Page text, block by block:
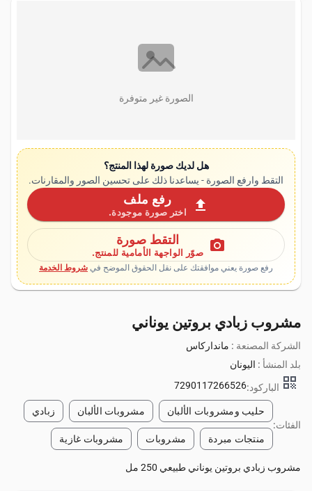
الصورة غير متوفرة
هل لديك صورة لهذا المنتج؟
التقط وارفع الصورة - يساعدنا ذلك على تحسين الصور والمقارنات.
upload رفع ملف
اختر صورة موجودة.
photo_camera التقط صورة
صوّر الواجهة الأمامية للمنتج.
رفع صورة يعني موافقتك على نقل الحقوق الموضح في شروط الخدمة
مشروب زبادي بروتين يوناني
الشركة المصنعة : مانداركاس
بلد المنشأ : اليونان
qr_code الباركود:7290117266526
الفئات:
حليب ومشروبات الألبان مشروبات الألبان زبادي
منتجات مبردة مشروبات مشروبات غازية
مشروب زبادي بروتين يوناني طبيعي 250 مل